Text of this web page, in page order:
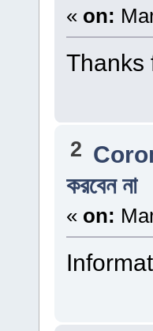
« on:
Thanks
2
করবেন না
« on: